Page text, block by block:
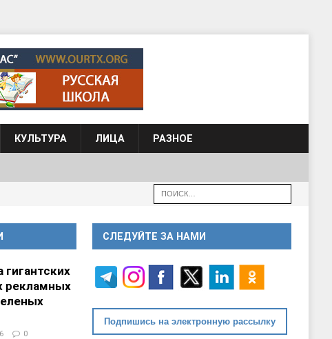
КУЛЬТУРА ЛИЦА РАЗНОЕ
гигантских
рекламных
0
СЛЕДУЙТЕ ЗА НАМИ
Подпишись на электронную рассылку